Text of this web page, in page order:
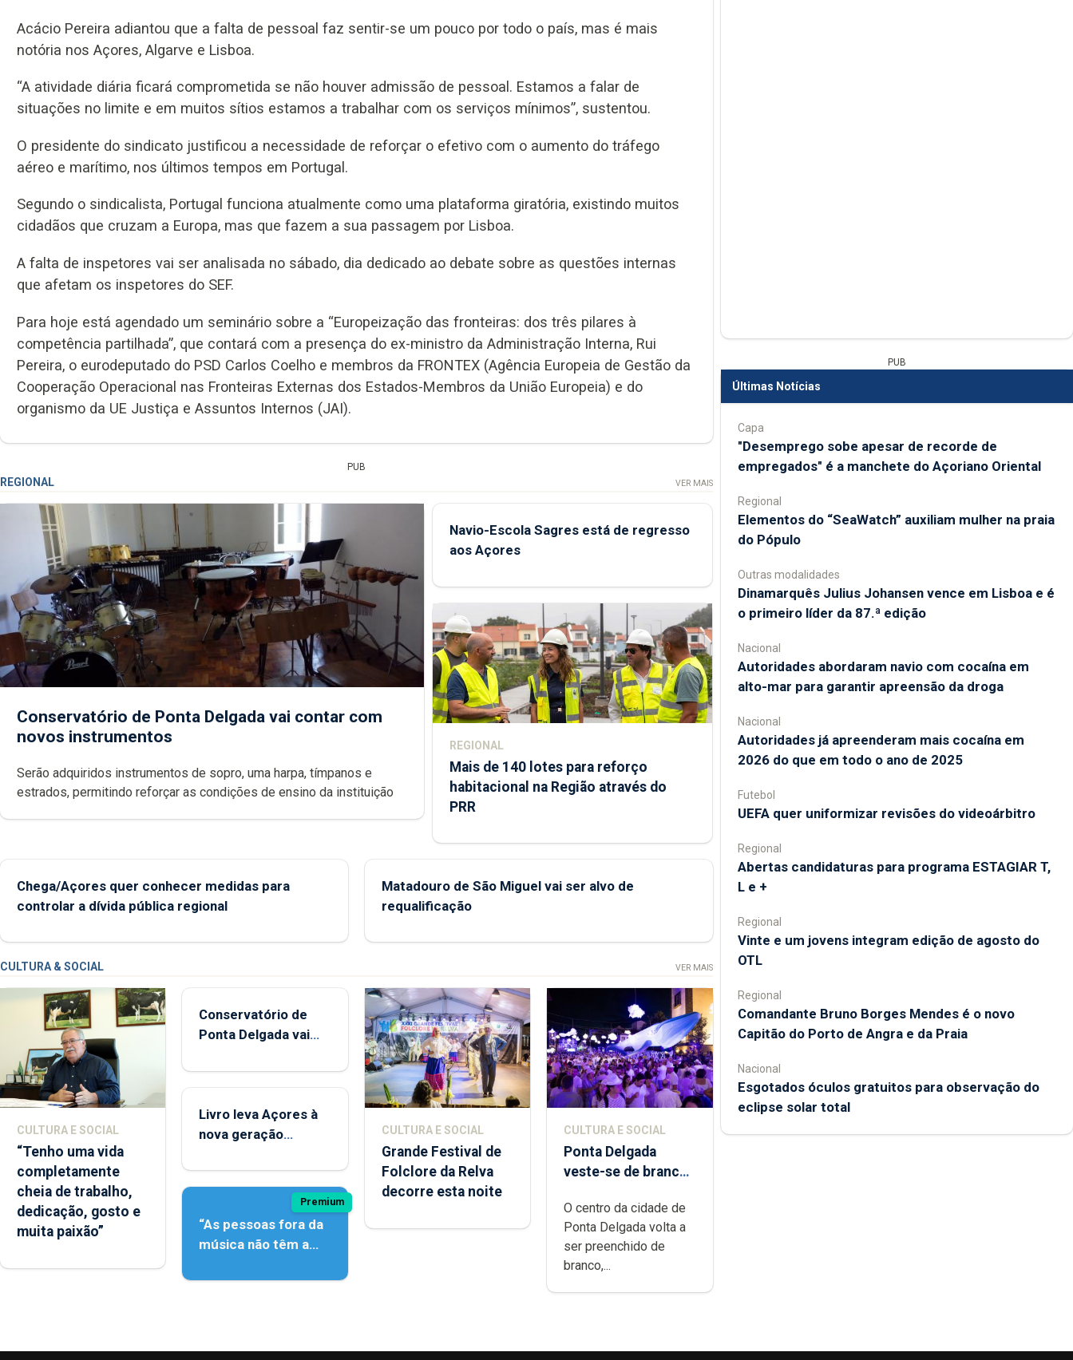
Acácio Pereira adiantou que a falta de pessoal faz sentir-se um pouco por todo o país, mas é mais
notória nos Açores, Algarve e Lisboa.
“A atividade diária ficará comprometida se não houver admissão de pessoal. Estamos a falar de
situações no limite e em muitos sítios estamos a trabalhar com os serviços mínimos”, sustentou.
O presidente do sindicato justificou a necessidade de reforçar o efetivo com o aumento do tráfego
aéreo e marítimo, nos últimos tempos em Portugal.
Segundo o sindicalista, Portugal funciona atualmente como uma plataforma giratória, existindo muitos
cidadãos que cruzam a Europa, mas que fazem a sua passagem por Lisboa.
A falta de inspetores vai ser analisada no sábado, dia dedicado ao debate sobre as questões internas
que afetam os inspetores do SEF.
Para hoje está agendado um seminário sobre a “Europeização das fronteiras: dos três pilares à
competência partilhada”, que contará com a presença do ex-ministro da Administração Interna, Rui
Pereira, o eurodeputado do PSD Carlos Coelho e membros da FRONTEX (Agência Europeia de Gestão da
Cooperação Operacional nas Fronteiras Externas dos Estados-Membros da União Europeia) e do
organismo da UE Justiça e Assuntos Internos (JAI).
PUB
REGIONAL VER MAIS
Conservatório de Ponta Delgada vai contar com
novos instrumentos
Serão adquiridos instrumentos de sopro, uma harpa, tímpanos e
estrados, permitindo reforçar as condições de ensino da instituição
Navio-Escola Sagres está de regresso
aos Açores
REGIONAL
Mais de 140 lotes para reforço
habitacional na Região através do
PRR
Chega/Açores quer conhecer medidas para
controlar a dívida pública regional
Matadouro de São Miguel vai ser alvo de
requalificação
CULTURA & SOCIAL VER MAIS
CULTURA E SOCIAL
“Tenho uma vida
completamente
cheia de trabalho,
dedicação, gosto e
muita paixão”
Conservatório de
Ponta Delgada vai
instrumentos
Livro leva Açores à
nova geração
Premium
“As pessoas fora da
música não têm a
é produzir uma
CULTURA E SOCIAL
Grande Festival de
Folclore da Relva
decorre esta noite
CULTURA E SOCIAL
Ponta Delgada
veste-se de branco
O centro da cidade de
Ponta Delgada volta a
ser preenchido de
branco,...
PUB
Últimas Notícias
Capa
"Desemprego sobe apesar de recorde de
empregados" é a manchete do Açoriano Oriental
Regional
​Elementos do “SeaWatch” auxiliam mulher na praia
do Pópulo
Outras modalidades
Dinamarquês Julius Johansen vence em Lisboa e é
o primeiro líder da 87.ª edição
Nacional
Autoridades abordaram navio com cocaína em
alto-mar para garantir apreensão da droga
Nacional
Autoridades já apreenderam mais cocaína em
2026 do que em todo o ano de 2025
Futebol
UEFA quer uniformizar revisões do videoárbitro
Regional
Abertas candidaturas para programa ESTAGIAR T,
L e +
Regional
Vinte e um jovens integram edição de agosto do
OTL
Regional
Comandante Bruno Borges Mendes é o novo
Capitão do Porto de Angra e da Praia
Nacional
Esgotados óculos gratuitos para observação do
eclipse solar total